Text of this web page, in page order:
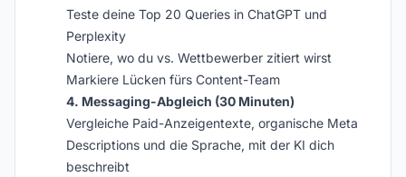
Teste deine Top 20 Queries in ChatGPT und
Perplexity
Notiere, wo du vs. Wettbewerber zitiert wirst
Markiere Lücken fürs Content-Team
4. Messaging-Abgleich (30 Minuten)
Vergleiche Paid-Anzeigentexte, organische Meta
Descriptions und die Sprache, mit der KI dich
beschreibt